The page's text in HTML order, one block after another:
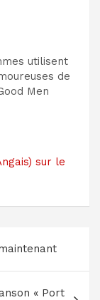
utilisent
de
Men
sur le
« Port